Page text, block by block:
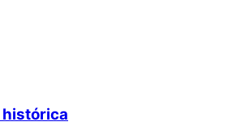
histórica